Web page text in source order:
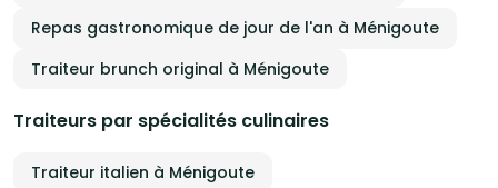
Repas gastronomique de jour de l'an à Ménigoute
Traiteur brunch original à Ménigoute
Traiteurs par spécialités culinaires
Traiteur italien à Ménigoute